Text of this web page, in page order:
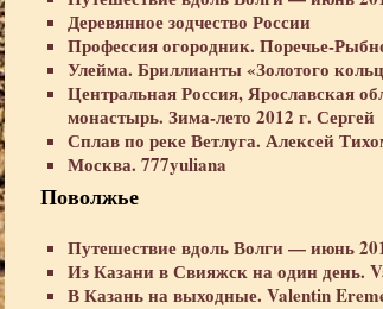
Деревянное зодчество России
Профессия огородник. Поречье-
Улейма. Бриллианты «Золотого
Центральная Россия, Ярославская
монастырь. Зима-лето 2012 г. Сергей
Сплав по реке Ветлуга. Алексей
Москва. 777yuliana
Поволжье
Путешествие вдоль Волги — июнь
Из Казани в Свияжск на один день.
В Казань на выходные. Valentin